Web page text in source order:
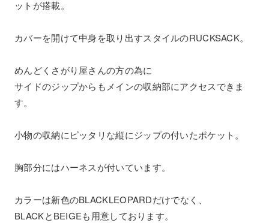
ットが搭載。
カバーを開けて中身を取り出すスタイルのRUCKSACK。
めんどくさがり屋さんの方の為に
サイドのジップからもメインの収納部にアクセスできま
す。
小物の収納にピッタリな縦にジップの付いたポケット。
胸部分にはハーネスが付いています。
カラーは新色のBLACKLEOPARDだけでなく、
BLACKとBEIGEも用意しております。